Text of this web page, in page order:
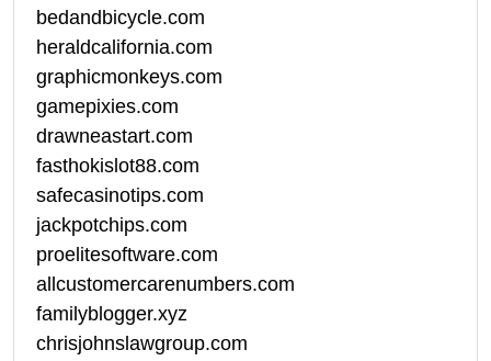
bedandbicycle.com
heraldcalifornia.com
graphicmonkeys.com
gamepixies.com
drawneastart.com
fasthokislot88.com
safecasinotips.com
jackpotchips.com
proelitesoftware.com
allcustomercarenumbers.com
familyblogger.xyz
chrisjohnslawgroup.com